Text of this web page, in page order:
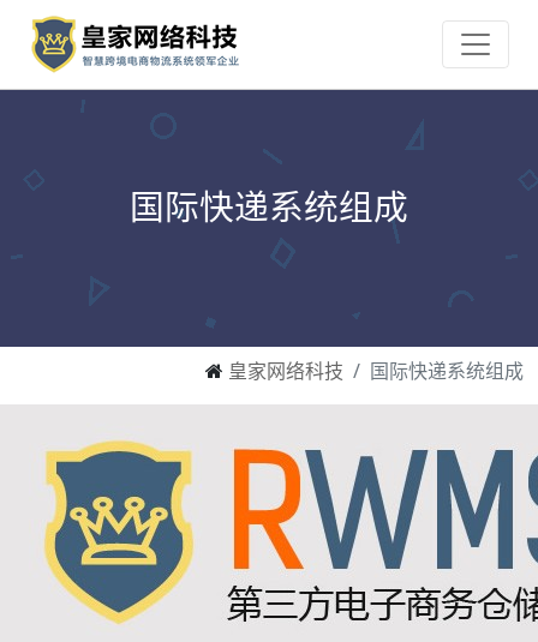
国际快递系统组成
皇家网络科技 国际快递系统组成